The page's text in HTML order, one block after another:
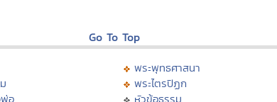
Go To Top
อ
พระพุทธศาสนา
พระไตรปิฏก
หัวข้อธรรม